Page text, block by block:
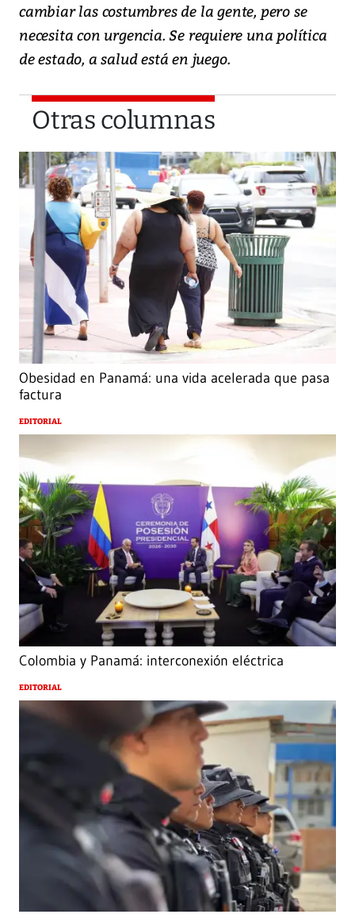
cambiar las costumbres de la gente, pero se
necesita con urgencia. Se requiere una política
de estado, a salud está en juego.
Otras columnas
Obesidad en Panamá: una vida acelerada que pasa
factura
EDITORIAL
Colombia y Panamá: interconexión eléctrica
EDITORIAL